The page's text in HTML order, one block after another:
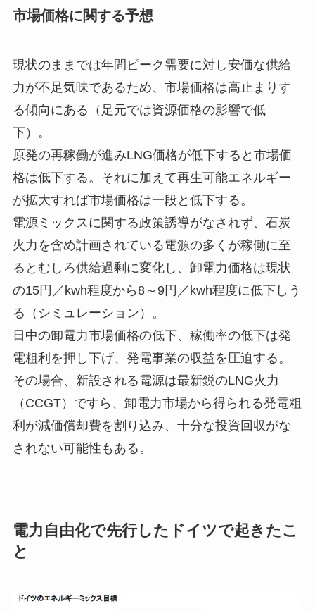
市場価格に関する予想
現状のままでは年間ピーク需要に対し安価な供給
力が不足気味であるため、市場価格は高止まりす
る傾向にある（足元では資源価格の影響で低
下）。
原発の再稼働が進みLNG価格が低下すると市場価
格は低下する。それに加えて再生可能エネルギー
が拡大すれば市場価格は一段と低下する。
電源ミックスに関する政策誘導がなされず、石炭
火力を含め計画されている電源の多くが稼働に至
るとむしろ供給過剰に変化し、卸電力価格は現状
の15円／kwh程度から8～9円／kwh程度に低下しう
る（シミュレーション）。
日中の卸電力市場価格の低下、稼働率の低下は発
電粗利を押し下げ、発電事業の収益を圧迫する。
その場合、新設される電源は最新鋭のLNG火力
（CCGT）ですら、卸電力市場から得られる発電粗
利が減価償却費を割り込み、十分な投資回収がな
されない可能性もある。
電力自由化で先行したドイツで起きたこ
と